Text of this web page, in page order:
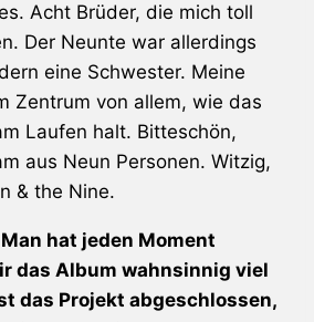
Acht Brüder, die mich toll
Der Neunte war allerdings
eine Schwester. Meine
Zentrum von allem, wie das
Laufen halt. Bitteschön,
aus Neun Personen. Witzig,
& the Nine.
hat jeden Moment
das Album wahnsinnig viel
das Projekt abgeschlossen,